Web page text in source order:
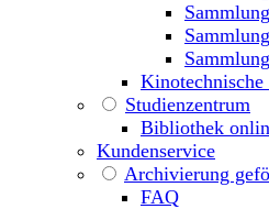
Kinotechnische
Studienzentrum
Bibliothek
Kundenservice
Archivierung
FAQ